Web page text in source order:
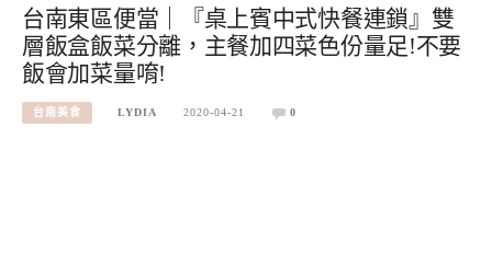
台南東區便當｜『桌上賓中式快餐連鎖』雙
層飯盒飯菜分離，主餐加四菜色份量足!不要
飯會加菜量唷!
台南美食 LYDIA 2020-04-21 0